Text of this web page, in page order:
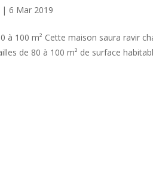
|6 Mar 2019
à 100 m² Cette maison saura ravir
de 80 à 100 m² de surface